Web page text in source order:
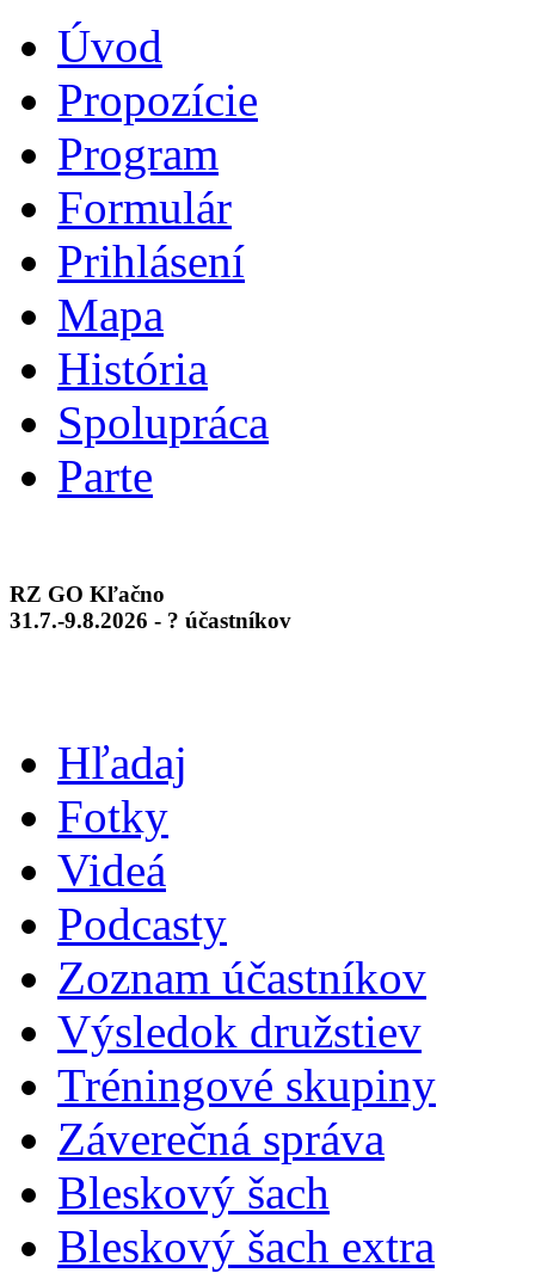
Úvod
Propozície
Program
Formulár
Prihlásení
Mapa
História
Spolupráca
Parte
RZ GO Kľačno
31.7.-9.8.2026 - ? účastníkov
Hľadaj
Fotky
Videá
Podcasty
Zoznam účastníkov
Výsledok družstiev
Tréningové skupiny
Záverečná správa
Bleskový šach
Bleskový šach extra